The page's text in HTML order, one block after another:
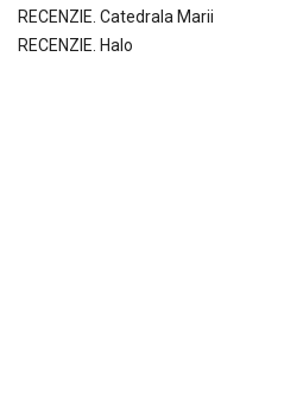
RECENZIE. Catedrala Marii
RECENZIE. Halo